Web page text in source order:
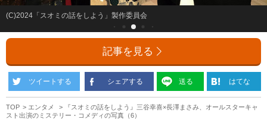
(C)2024「スオミの話をしよう」製作委員会
記事を見る
ツイートする シェアする 送る はてな
TOP エンタメ
『スオミの話をしよう』三谷幸喜×長澤まさみ、オールスターキャ
スト出演のミステリー・コメディの写真（6）